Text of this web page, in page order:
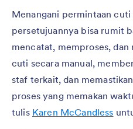
Menangani permintaan cuti
persetujuannya bisa rumit
mencatat, memproses,
cuti secara manual,
staf terkait, dan
proses yang memakan
tulis Karen McCandless